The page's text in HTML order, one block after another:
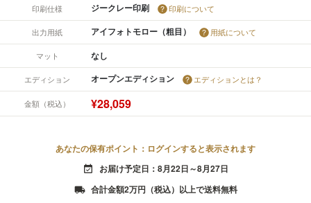
印刷仕様 ジークレー印刷 印刷について
出力用紙 アイフォトモロー（粗目） 用紙について
マット なし
エディション オープンエディション エディションとは？
金額（税込） ¥28,059
あなたの保有ポイント：ログインすると表示されます
event_available お届け予定日：8月22日～8月27日
local_shipping 合計金額2万円（税込）以上で送料無料